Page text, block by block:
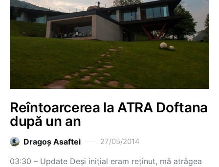
Reîntoarcerea la ATRA Doftana
după un an
Dragoş Asaftei 27/05/2014
03:30 – Update Deși inițial eram reținut, mă atrăgea